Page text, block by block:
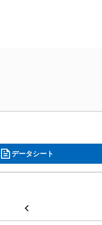
データシート